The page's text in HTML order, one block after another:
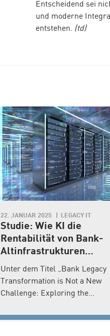
Entscheidend sei
und moderne
entstehen. (td)
22. JANUAR 2025 LEGACY IT
Studie: Wie KI die
Rentabilität von Bank-
Altinfrastrukturen
steigern kann
Unter dem Titel „Bank Legacy
Transformation is Not a New
Challenge: Exploring the